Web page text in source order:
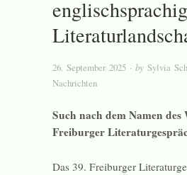
26. September 2025 · by Sylvia
Nachrichten
Such nach dem Namen des
Freiburger
Das 39. Freiburger